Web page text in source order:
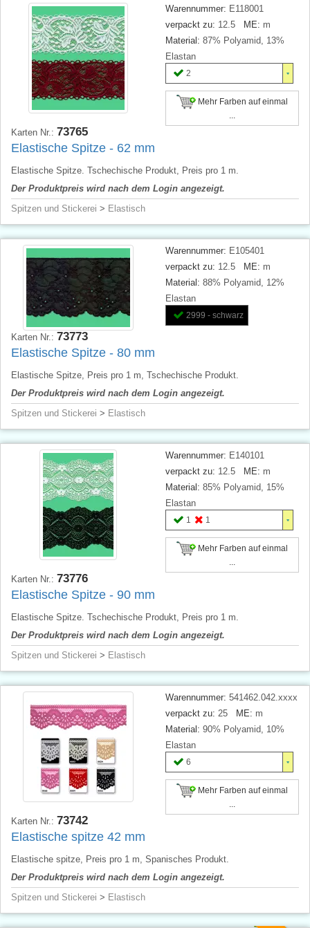
Warennummer: E118001
verpackt zu: 12.5 ME: m
Material: 87% Polyamid, 13%
Elastan
2
Mehr Farben auf einmal
Karten Nr.: 73765
Elastische Spitze - 62 mm
Elastische Spitze. Tschechische Produkt, Preis pro 1 m.
Der Produktpreis wird nach dem Login angezeigt.
Spitzen und Stickerei > Elastisch
Warennummer: E105401
verpackt zu: 12.5 ME: m
Material: 88% Polyamid, 12%
Elastan
2999 - schwarz
Karten Nr.: 73773
Elastische Spitze - 80 mm
Elastische Spitze, Preis pro 1 m, Tschechische Produkt.
Der Produktpreis wird nach dem Login angezeigt.
Spitzen und Stickerei > Elastisch
Warennummer: E140101
verpackt zu: 12.5 ME: m
Material: 85% Polyamid, 15%
Elastan
1 1
Mehr Farben auf einmal
Karten Nr.: 73776
Elastische Spitze - 90 mm
Elastische Spitze. Tschechische Produkt, Preis pro 1 m.
Der Produktpreis wird nach dem Login angezeigt.
Spitzen und Stickerei > Elastisch
Warennummer: 541462.042.xxxx
verpackt zu: 25 ME: m
Material: 90% Polyamid, 10%
Elastan
6
Mehr Farben auf einmal
Karten Nr.: 73742
Elastische spitze 42 mm
Elastische spitze, Preis pro 1 m, Spanisches Produkt.
Der Produktpreis wird nach dem Login angezeigt.
Spitzen und Stickerei > Elastisch